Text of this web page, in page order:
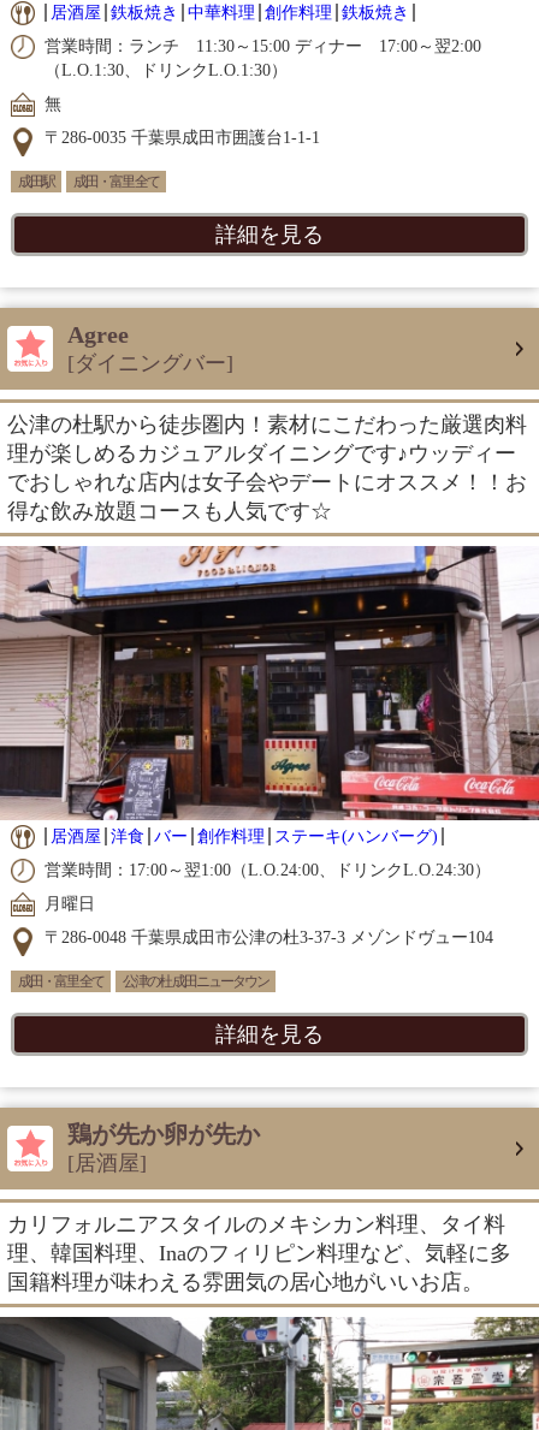
居酒屋 鉄板焼き 中華料理 創作料理 鉄板焼き
営業時間：ランチ 11:30～15:00 ディナー 17:00～翌2:00
（L.O.1:30、ドリンクL.O.1:30）
無
〒286-0035 千葉県成田市囲護台1-1-1
成田駅 成田・富里 全て
詳細を見る
Agree
[ダイニングバー]
公津の杜駅から徒歩圏内！素材にこだわった厳選肉料
理が楽しめるカジュアルダイニングです♪ウッディー
でおしゃれな店内は女子会やデートにオススメ！！お
得な飲み放題コースも人気です☆
居酒屋 洋食 バー 創作料理
ステーキ(ハンバーグ)
営業時間：17:00～翌1:00（L.O.24:00、ドリンクL.O.24:30）
月曜日
〒286-0048 千葉県成田市公津の杜3-37-3 メゾンドヴュー104
成田・富里 全て 公津の杜 成田ニュータウン
詳細を見る
鶏が先か卵が先か
[居酒屋]
カリフォルニアスタイルのメキシカン料理、タイ料
理、韓国料理、Inaのフィリピン料理など、気軽に多
国籍料理が味わえる雰囲気の居心地がいいお店。